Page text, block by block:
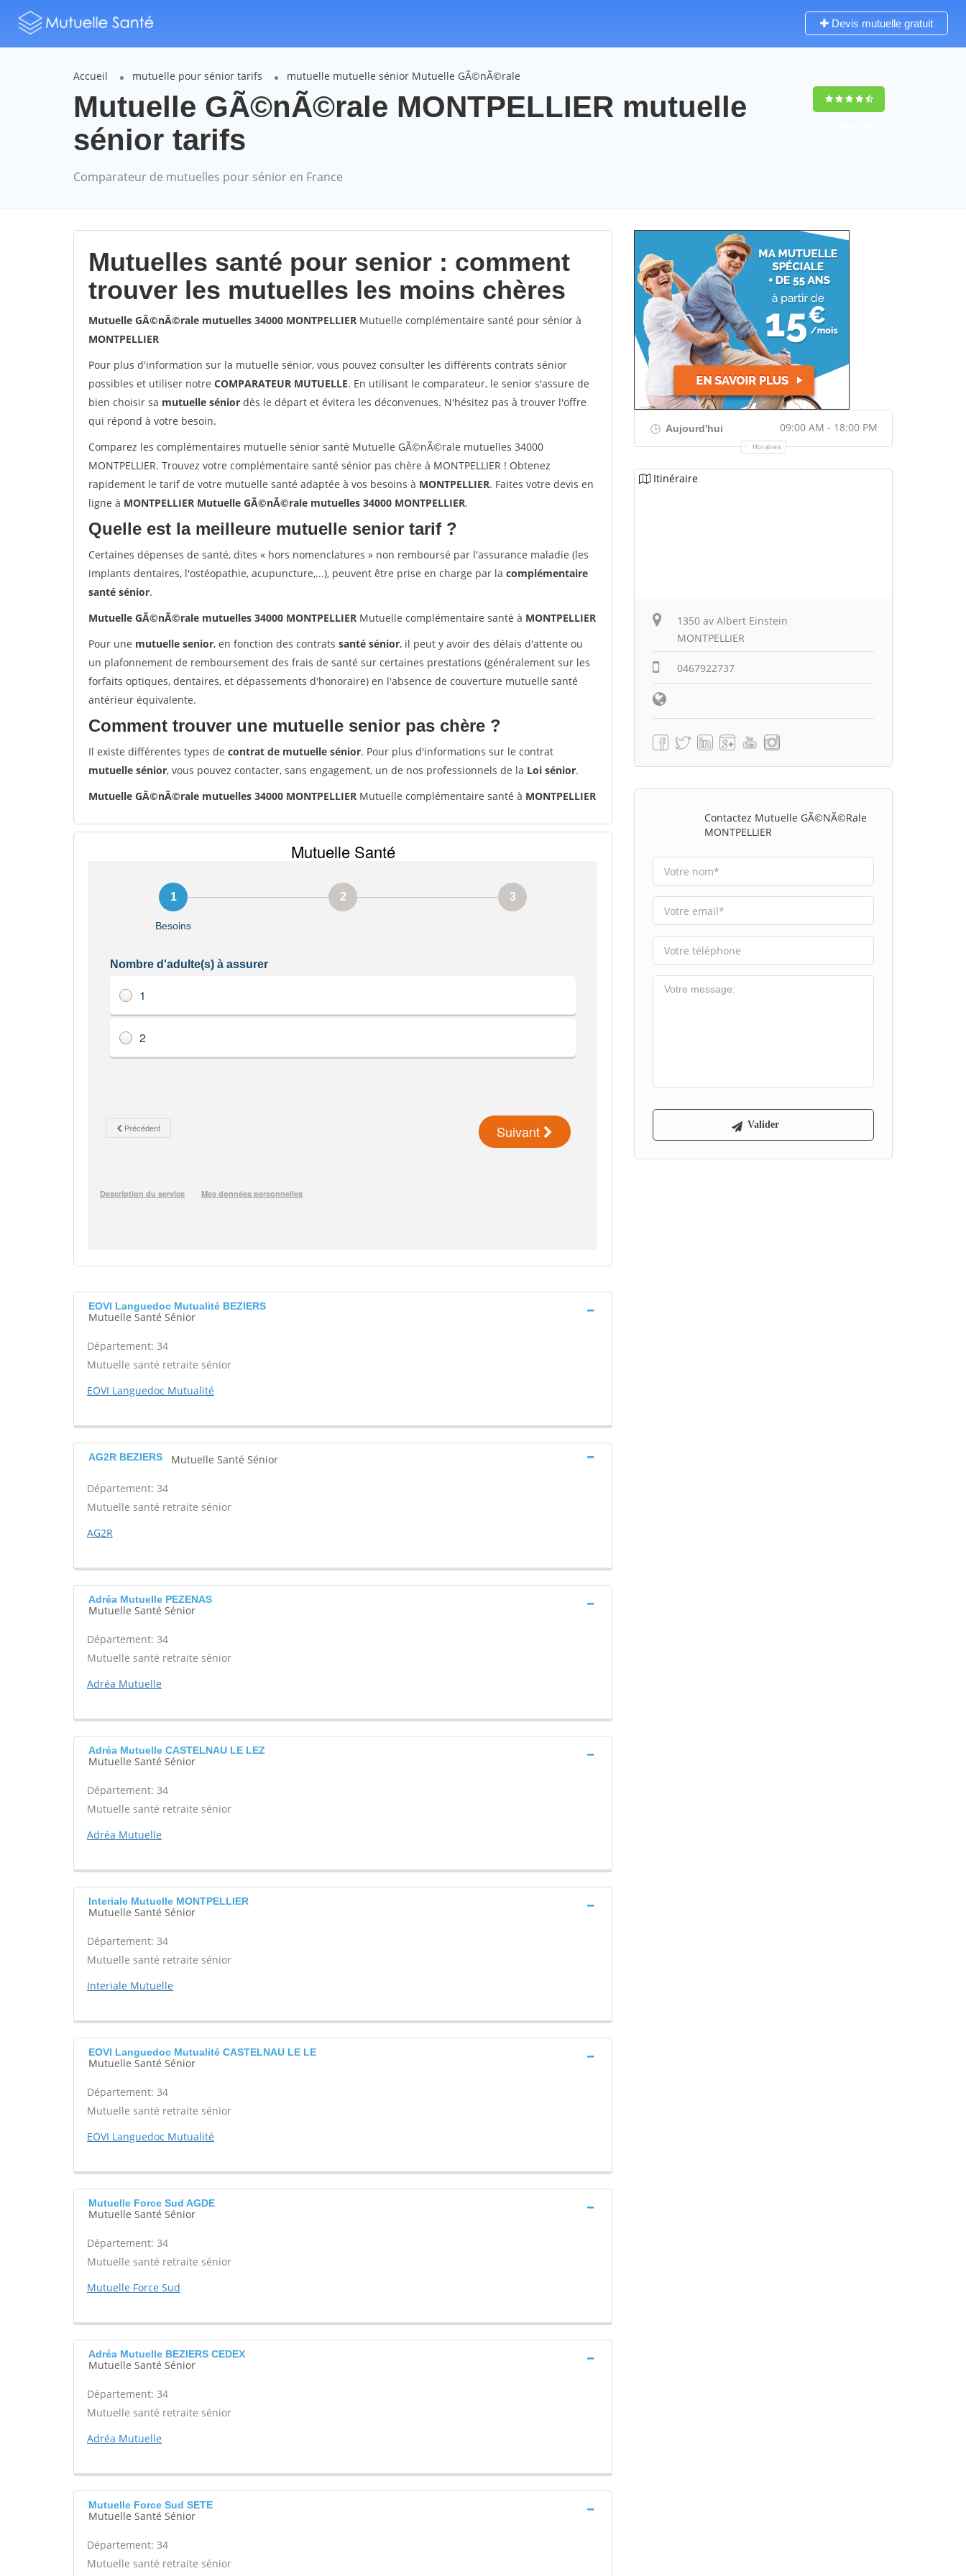
Devis mutuelle gratuit
Accueil mutuelle pour sénior tarifs mutuelle mutuelle sénior Mutuelle GÃ©nÃ©rale
Mutuelle GÃ©nÃ©rale MONTPELLIER mutuelle
sénior tarifs
Comparateur de mutuelles pour sénior en France
Mutuelles santé pour senior : comment
trouver les mutuelles les moins chères
Mutuelle GÃ©nÃ©rale mutuelles 34000 MONTPELLIER Mutuelle complémentaire santé pour sénior à
MONTPELLIER
Pour plus d'information sur la mutuelle sénior, vous pouvez consulter les différents contrats sénior
possibles et utiliser notre COMPARATEUR MUTUELLE. En utilisant le comparateur, le senior s'assure de
bien choisir sa mutuelle sénior dès le départ et évitera les déconvenues. N'hésitez pas à trouver l'offre
qui répond à votre besoin.
Comparez les complémentaires mutuelle sénior santé Mutuelle GÃ©nÃ©rale mutuelles 34000
MONTPELLIER. Trouvez votre complémentaire santé sénior pas chère à MONTPELLIER ! Obtenez
rapidement le tarif de votre mutuelle santé adaptée à vos besoins à MONTPELLIER. Faites votre devis en
ligne à MONTPELLIER Mutuelle GÃ©nÃ©rale mutuelles 34000 MONTPELLIER.
Quelle est la meilleure mutuelle senior tarif ?
Certaines dépenses de santé, dites « hors nomenclatures » non remboursé par l'assurance maladie (les
implants dentaires, l'ostéopathie, acupuncture,...), peuvent être prise en charge par la complémentaire
santé sénior.
Mutuelle GÃ©nÃ©rale mutuelles 34000 MONTPELLIER Mutuelle complémentaire santé à MONTPELLIER
Pour une mutuelle senior, en fonction des contrats santé sénior, il peut y avoir des délais d'attente ou
un plafonnement de remboursement des frais de santé sur certaines prestations (généralement sur les
forfaits optiques, dentaires, et dépassements d'honoraire) en l'absence de couverture mutuelle santé
antérieur équivalente.
Comment trouver une mutuelle senior pas chère ?
Il existe différentes types de contrat de mutuelle sénior. Pour plus d'informations sur le contrat
mutuelle sénior, vous pouvez contacter, sans engagement, un de nos professionnels de la Loi sénior.
Mutuelle GÃ©nÃ©rale mutuelles 34000 MONTPELLIER Mutuelle complémentaire santé à MONTPELLIER
EOVI Languedoc Mutualité BEZIERS
Mutuelle Santé Sénior
Département: 34
Mutuelle santé retraite sénior
EOVI Languedoc Mutualité
AG2R BEZIERS Mutuelle Santé Sénior
Département: 34
Mutuelle santé retraite sénior
AG2R
Adréa Mutuelle PEZENAS
Mutuelle Santé Sénior
Département: 34
Mutuelle santé retraite sénior
Adréa Mutuelle
Adréa Mutuelle CASTELNAU LE LEZ
Mutuelle Santé Sénior
Département: 34
Mutuelle santé retraite sénior
Adréa Mutuelle
Interiale Mutuelle MONTPELLIER
Mutuelle Santé Sénior
Département: 34
Mutuelle santé retraite sénior
Interiale Mutuelle
EOVI Languedoc Mutualité CASTELNAU LE LE
Mutuelle Santé Sénior
Département: 34
Mutuelle santé retraite sénior
EOVI Languedoc Mutualité
Mutuelle Force Sud AGDE
Mutuelle Santé Sénior
Département: 34
Mutuelle santé retraite sénior
Mutuelle Force Sud
Adréa Mutuelle BEZIERS CEDEX
Mutuelle Santé Sénior
Département: 34
Mutuelle santé retraite sénior
Adréa Mutuelle
Mutuelle Force Sud SETE
Mutuelle Santé Sénior
Département: 34
Mutuelle santé retraite sénior
Aujourd'hui 09:00 AM - 18:00 PM
Horaires
Itinéraire
1350 av Albert Einstein
MONTPELLIER
0467922737
Contactez Mutuelle GÃ©nÃ©rale
MONTPELLIER